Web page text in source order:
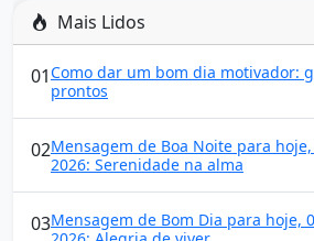
Mais Lidos
01Como dar um bom dia motivador:
prontos
02Mensagem de Boa Noite para
2026: Serenidade na alma
03Mensagem de Bom Dia para hoje,